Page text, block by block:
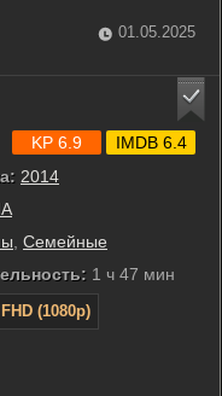
из ружья по
мальчишками. В
01.05.2025
2014
Семейные
1 ч 47 мин
FHD (1080p)
KP 6.9 IMDB 6.4